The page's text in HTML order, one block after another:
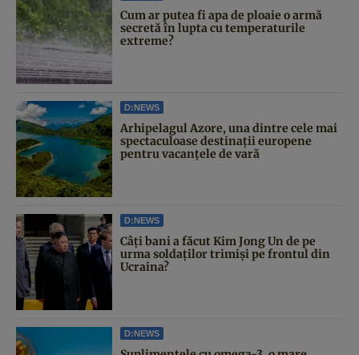
Cum ar putea fi apa de ploaie o armă
secretă în lupta cu temperaturile
extreme?
D:NEWS
Arhipelagul Azore, una dintre cele mai
spectaculoase destinații europene
pentru vacanțele de vară
D:NEWS
Câți bani a făcut Kim Jong Un de pe
urma soldaților trimiși pe frontul din
Ucraina?
D:NEWS